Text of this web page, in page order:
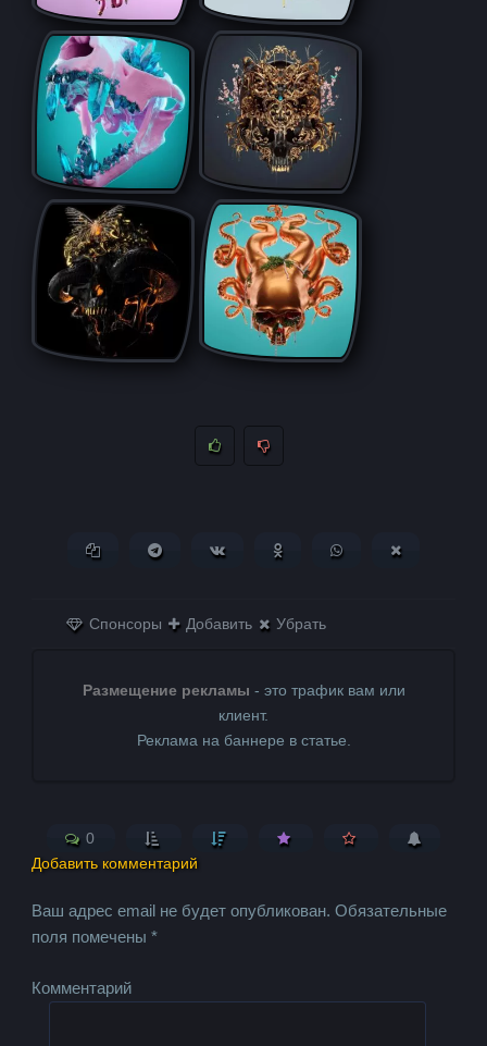
Копировать ссылкуПоделиться в Telegram
Поделиться ВКонтактеПоделиться в
Поделиться в
Спонсоры Добавить Убрать
Размещение рекламы - это трафик вам или
клиент.
Реклама на баннере в статье.
0
Добавить комментарий
Ваш адрес email не будет опубликован. Обязательные
поля помечены*
Комментарий